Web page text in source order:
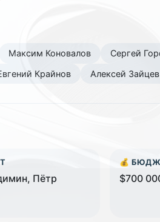
Максим Коновалов Сергей
Крайнов Алексей Зайцев
Пётр
💰
$700